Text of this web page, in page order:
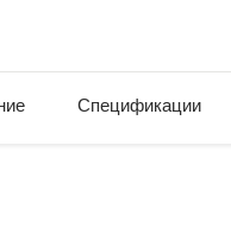
Спецификации
open version list